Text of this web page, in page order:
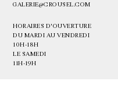
GALERIE@CROUSEL.COM
HORAIRES D'OUVERTURE
DU MARDI AU VENDREDI
10H-18H
LE SAMEDI
11H-19H